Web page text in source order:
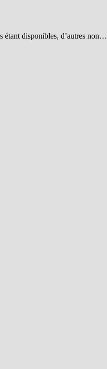
étant disponibles, d’autres non…